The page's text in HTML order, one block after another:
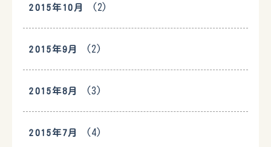
2015年10月 (2)
2015年9月 (2)
2015年8月 (3)
2015年7月 (4)